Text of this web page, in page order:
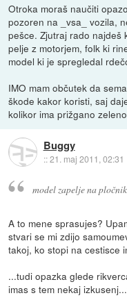
Otroka moraš naučiti
pozoren na _vsa_ vozila,
pešce. Zjutraj rado najdeš
pelje z motorjem, folk ki
model ki je spregledal
IMO mam občutek da
škode kakor koristi, saj
kolikor ima prižgano
Buggy
::21. maj 2011, 02:31
model zapelje na
A to mene sprasujes?
stvari se mi zdijo
takoj, ko stopi na cestisce
...tudi opazka glede
imas s tem nekaj